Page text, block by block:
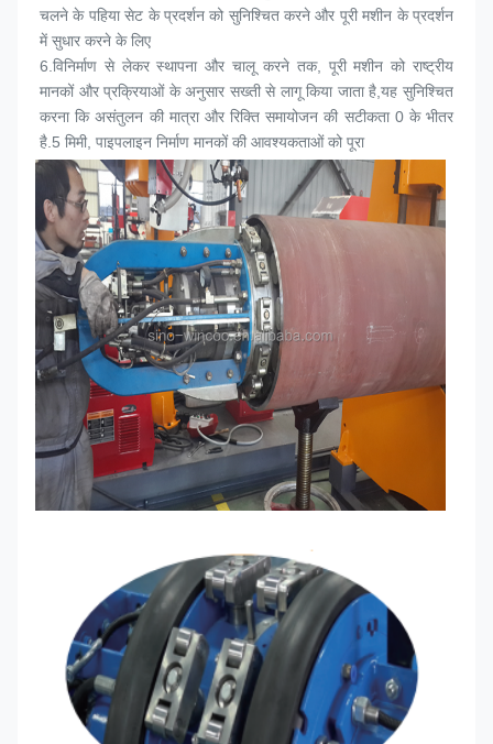
चलने के पहिया सेट के प्रदर्शन को सुनिश्चित करने और पूरी मशीन के प्रदर्शन
में सुधार करने के लिए
6. विनिर्माण से लेकर स्थापना और चालू करने तक, पूरी मशीन को राष्ट्रीय
मानकों और प्रक्रियाओं के अनुसार सख्ती से लागू किया जाता है,यह सुनिश्चित
करना कि असंतुलन की मात्रा और रिक्ति समायोजन की सटीकता 0 के भीतर
है.5 मिमी, पाइपलाइन निर्माण मानकों की आवश्यकताओं को पूरा